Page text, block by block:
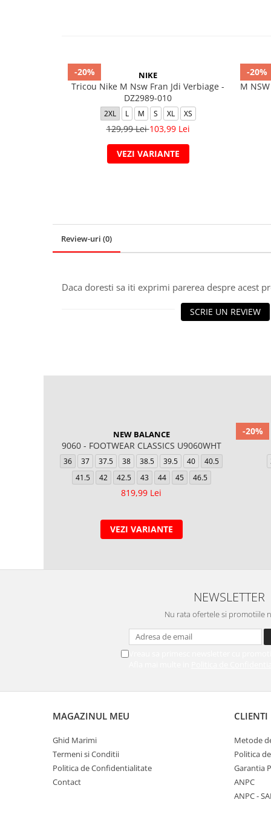
-20% NIKE
Tricou Nike M Nsw Fran Jdi Verbiage -
DZ2989-010
2XL L M S XL XS
129,99 Lei103,99 Lei
VEZI VARIANTE
-20%
M
Review-uri (0)
Daca doresti sa iti exprimi parerea despre acest
SCRIE UN REVIEW
NEW BALANCE
9060 - FOOTWEAR CLASSICS U9060WHT
36 37 37.5 38 38.5 39.5 40
40.5
41.5
42 42.5 43 44 45 46.5
819,99 Lei
VEZI VARIANTE
-20%
NEWSLETTER
Nu rata ofertele si promotiile
Vreau sa primesc newsletter cu
MAGAZINUL MEU
Ghid Marimi
Termeni si Conditii
Politica de Confidentialitate
Contact
CLIENTI
Metode
Politica
Garantia
ANPC
ANPC -